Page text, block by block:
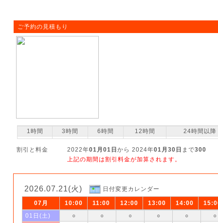
ご予約の見積もり
1時間 3時間 6時間 12時間 24時間以降
割引と料金 2022年01月01日 から 2024年01月30日 まで300
上記の期間は割引料金が加算されます。
2026.07.21(火) 日付変更カレンダー
07月 10:00 11:00 12:00 13:00 14:00
01日(土)
○ ○ ○ ○ ○
○